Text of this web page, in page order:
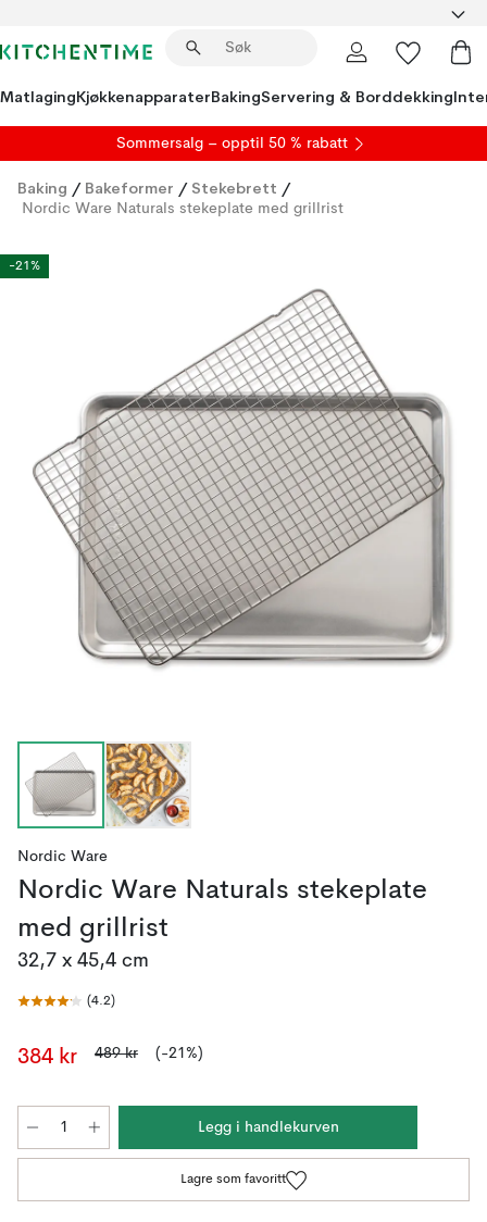
MatlagingKjøkkenapparaterBakingServering & Borddekking
Sommersalg – opptil 50 % rabatt
Baking / Bakeformer / Stekebrett /
Nordic Ware Naturals stekeplate med grillrist
-21%
Nordic Ware
Nordic Ware Naturals stekeplate
med grillrist
32,7 x 45,4 cm
(4.2)
384 kr 489 kr (-21%)
Legg i handlekurven
Lagre som favoritt